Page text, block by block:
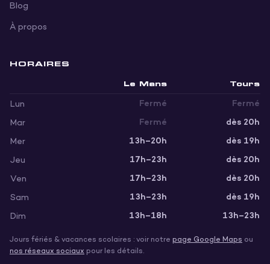
Blog
À propos
HORAIRES
Le Mans Tours
Lun Fermé Fermé
Mar Fermé dès 20h
Mer 13h–20h dès 19h
Jeu 17h–23h dès 20h
Ven 17h–23h dès 20h
Sam 13h–23h dès 19h
Dim 13h–18h 13h–23h
Jours fériés & vacances scolaires : voir notre page Google Maps ou
nos réseaux sociaux pour les détails.